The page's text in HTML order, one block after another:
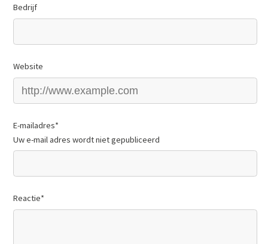
Bedrijf
Website
E-mailadres*
Uw e-mail adres wordt niet gepubliceerd
Reactie*